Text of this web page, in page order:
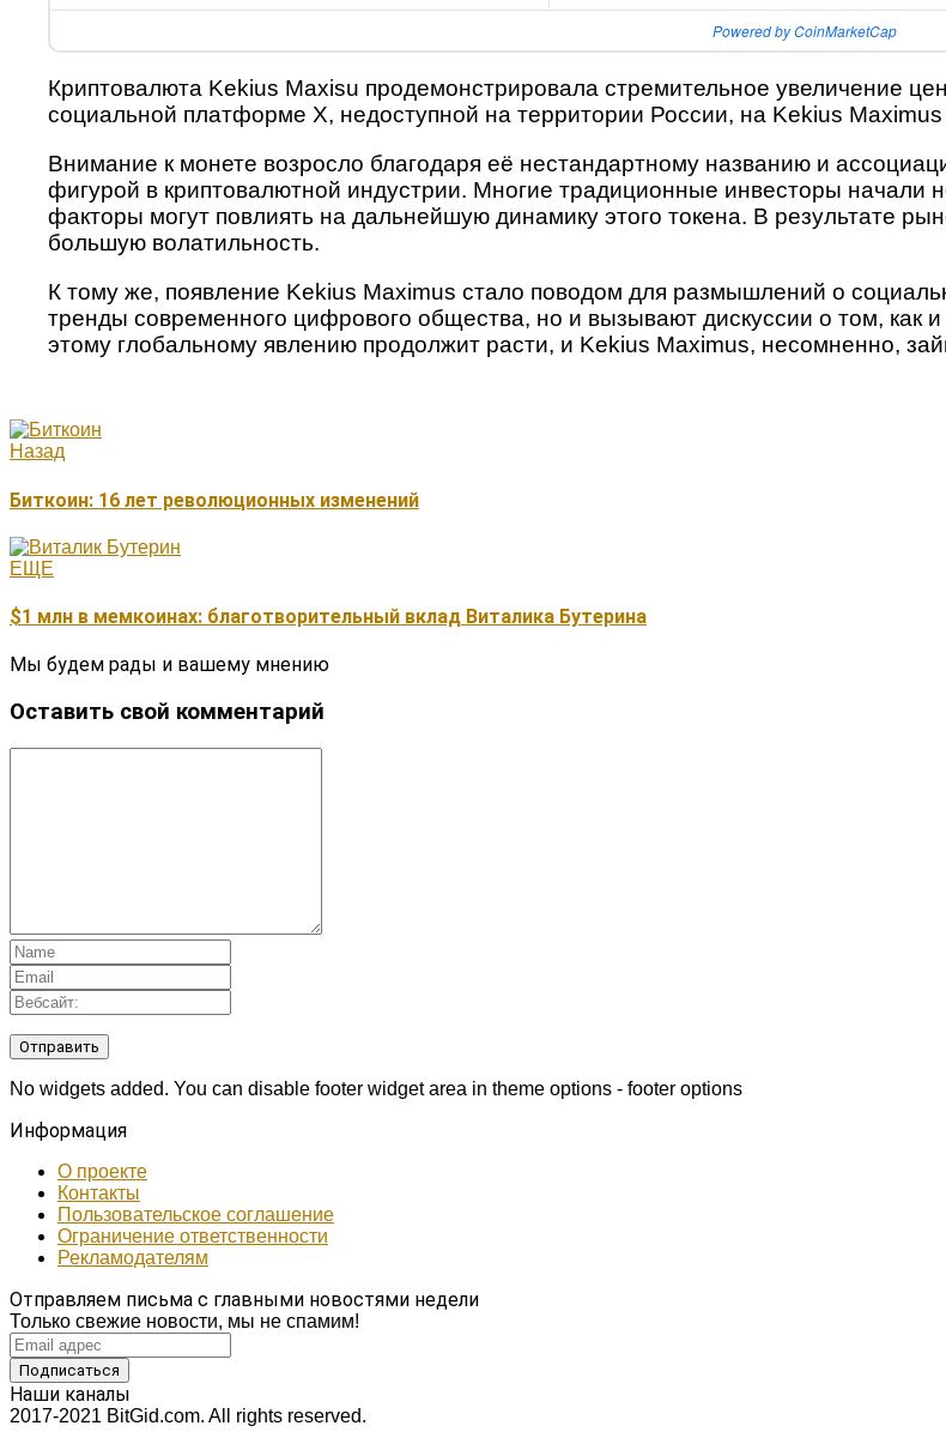
Powered by CoinMarketCap
Криптовалюта Kekius Maxisu продемонстрировала стремительное увеличение
социальной платформе X, недоступной на территории России, на Kekius
Внимание к монете возросло благодаря её нестандартному названию и
фигурой в криптовалютной индустрии. Многие традиционные инвесторы начали
факторы могут повлиять на дальнейшую динамику этого токена. В результате
большую волатильность.
К тому же, появление Kekius Maximus стало поводом для размышлений о
тренды современного цифрового общества, но и вызывают дискуссии о том, как
этому глобальному явлению продолжит расти, и Kekius Maximus, несомненно,
Назад
Биткоин: 16 лет революционных изменений
ЕЩЕ
$1 млн в мемкоинах: благотворительный вклад Виталика Бутерина
Мы будем рады и вашему мнению
Оставить свой комментарий
No widgets added. You can disable footer widget area in theme options - footer options
Информация
О проекте
Контакты
Пользовательское соглашение
Ограничение ответственности
Рекламодателям
Отправляем письма с главными новостями недели
Только свежие новости, мы не спамим!
Наши каналы
2017-2021 BitGid.com. All rights reserved.